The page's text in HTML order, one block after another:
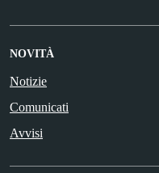
NOVITÀ
Notizie
Comunicati
Avvisi